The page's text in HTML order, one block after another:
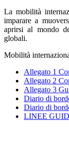
La mobilità
imparare a
aprirsi al mondo
globali.
Mobilità
Allegato 1
Allegato 2
Allegato 3
Diario di
Diario di
LINEE